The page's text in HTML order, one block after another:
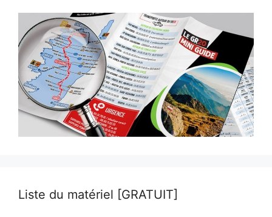
Liste du matériel [GRATUIT]